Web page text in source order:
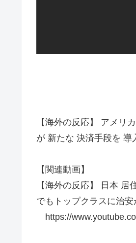
【海外の反応】 アメリ
が 新たな 決済手段を 導
【関連動画】
【海外の反応】 日本
でもトップクラスに治
https://